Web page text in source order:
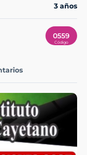
3 años
0559